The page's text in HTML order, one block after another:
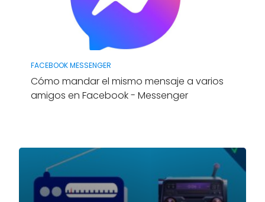
FACEBOOK MESSENGER
Cómo mandar el mismo mensaje a varios
amigos en Facebook - Messenger